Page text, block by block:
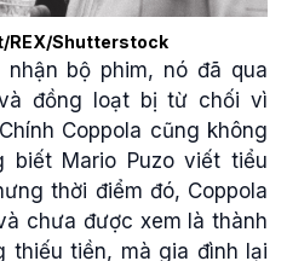
REX/Shutterstock
nhận bộ phim, nó đã qua
đồng loạt bị từ chối vì
Coppola cũng không
Mario Puzo viết tiểu
thời điểm đó, Coppola
chưa được xem là thành
thiếu tiền, mà gia đình lại